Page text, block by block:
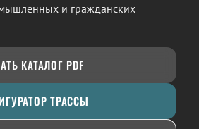
и гражданских
КАТАЛОГ PDF
ТРАССЫ